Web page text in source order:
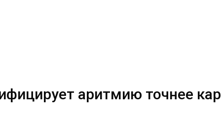
аритмию точнее